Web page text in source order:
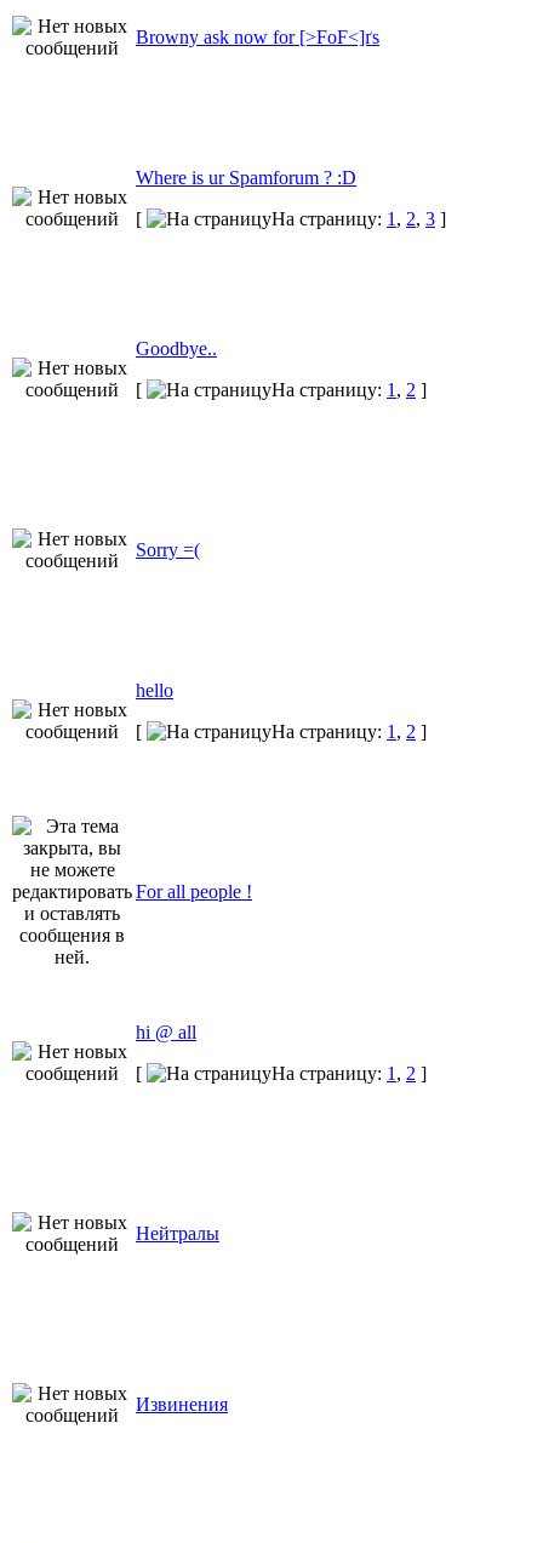
Browny ask now for [>FoF<]ґs
Where is ur Spamforum ? :D
[
На страницу: 1 , 2, 3 ]
Goodbye..
[
На страницу: 1 , 2 ]
Sorry =(
hello
[
На страницу: 1 , 2 ]
For all people !
hi @ all
[
На страницу: 1 , 2 ]
Нейтралы
Извинения